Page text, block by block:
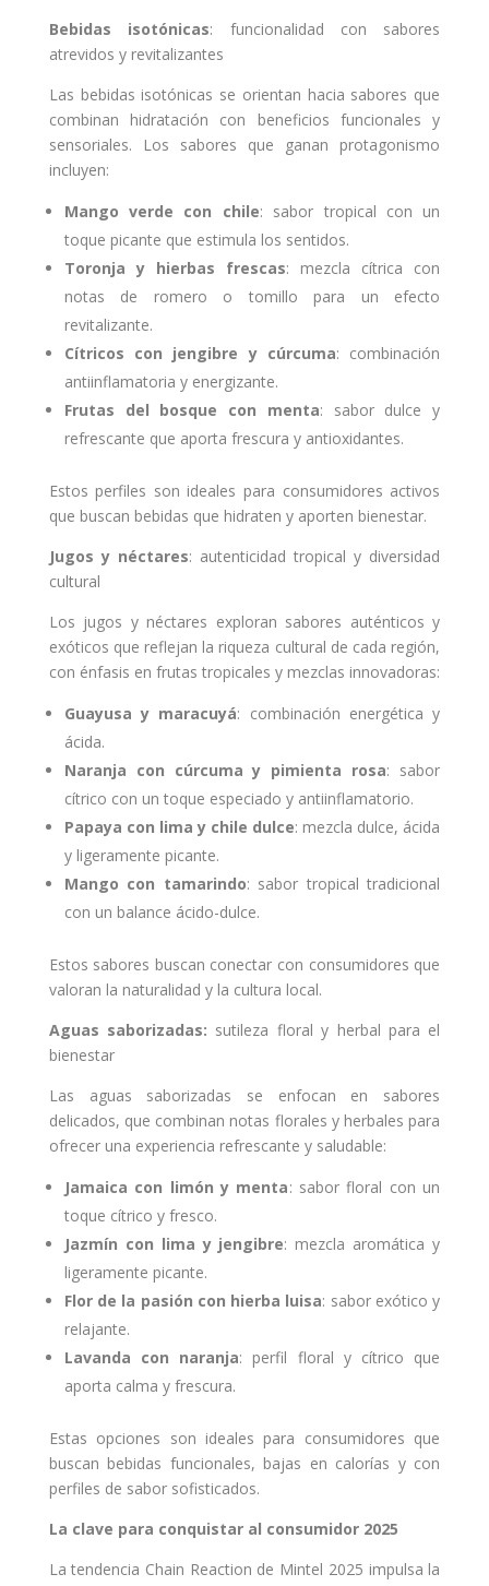
Bebidas isotónicas: funcionalidad con sabores
atrevidos y revitalizantes
Las bebidas isotónicas se orientan hacia sabores que
combinan hidratación con beneficios funcionales y
sensoriales. Los sabores que ganan protagonismo
incluyen:
Mango verde con chile: sabor tropical con un
toque picante que estimula los sentidos.
Toronja y hierbas frescas: mezcla cítrica con
notas de romero o tomillo para un efecto
revitalizante.
Cítricos con jengibre y cúrcuma: combinación
antiinflamatoria y energizante.
Frutas del bosque con menta: sabor dulce y
refrescante que aporta frescura y antioxidantes.
Estos perfiles son ideales para consumidores activos
que buscan bebidas que hidraten y aporten bienestar.
Jugos y néctares: autenticidad tropical y diversidad
cultural
Los jugos y néctares exploran sabores auténticos y
exóticos que reflejan la riqueza cultural de cada región,
con énfasis en frutas tropicales y mezclas innovadoras:
Guayusa y maracuyá: combinación energética y
ácida.
Naranja con cúrcuma y pimienta rosa: sabor
cítrico con un toque especiado y antiinflamatorio.
Papaya con lima y chile dulce: mezcla dulce, ácida
y ligeramente picante.
Mango con tamarindo: sabor tropical tradicional
con un balance ácido-dulce.
Estos sabores buscan conectar con consumidores que
valoran la naturalidad y la cultura local.
Aguas saborizadas: sutileza floral y herbal para el
bienestar
Las aguas saborizadas se enfocan en sabores
delicados, que combinan notas florales y herbales para
ofrecer una experiencia refrescante y saludable:
Jamaica con limón y menta: sabor floral con un
toque cítrico y fresco.
Jazmín con lima y jengibre: mezcla aromática y
ligeramente picante.
Flor de la pasión con hierba luisa: sabor exótico y
relajante.
Lavanda con naranja: perfil floral y cítrico que
aporta calma y frescura.
Estas opciones son ideales para consumidores que
buscan bebidas funcionales, bajas en calorías y con
perfiles de sabor sofisticados.
La clave para conquistar al consumidor 2025
La tendencia Chain Reaction de Mintel 2025 impulsa la